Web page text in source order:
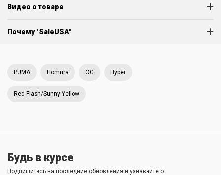
Видео о товаре
Почему "SaleUSA"
PUMA Homura OG Hyper
Red Flash/Sunny Yellow
Будь в курсе
Подпишитесь на последние обновления и узнавайте о